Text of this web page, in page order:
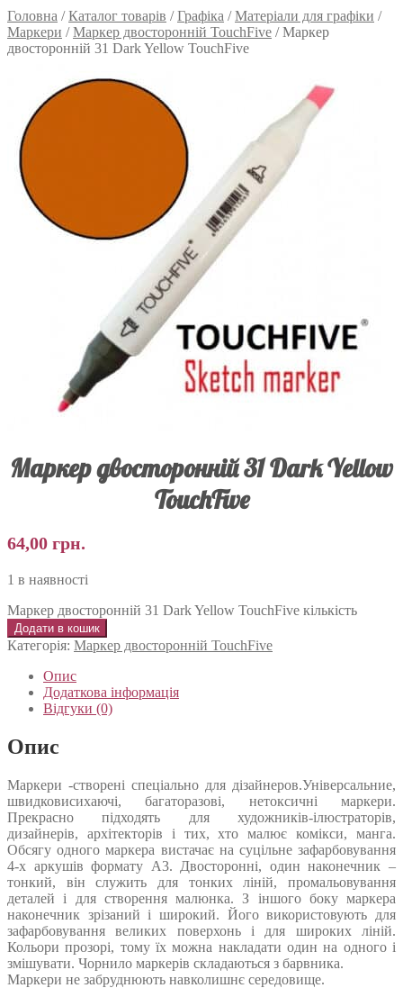
Головна /Каталог товарів /Графіка /Матеріали для графіки /
Маркери /Маркер двосторонній TouchFive /Маркер
двосторонній 31 Dark Yellow TouchFive
Маркер двосторонній 31 Dark Yellow
TouchFive
64,00 грн.
1 в наявності
Маркер двосторонній 31 Dark Yellow TouchFive кількість
Додати в кошик
Категорія: Маркер двосторонній TouchFive
Опис
Додаткова інформація
Відгуки (0)
Опис
Маркери -створені спеціально для дізайнеров.Універсальние,
швидковисихаючі, багаторазові, нетоксичні маркери.
Прекрасно підходять для художників-ілюстраторів,
дизайнерів, архітекторів і тих, хто малює комікси, манга.
Обсягу одного маркера вистачає на суцільне зафарбовування
4-х аркушів формату А3. Двосторонні, один наконечник –
тонкий, він служить для тонких ліній, промальовування
деталей і для створення малюнка. З іншого боку маркера
наконечник зрізаний і широкий. Його використовують для
зафарбовування великих поверхонь і для широких ліній.
Кольори прозорі, тому їх можна накладати один на одного і
змішувати. Чорнило маркерів складаються з барвника.
Маркери не забруднюють навколишнє середовище.